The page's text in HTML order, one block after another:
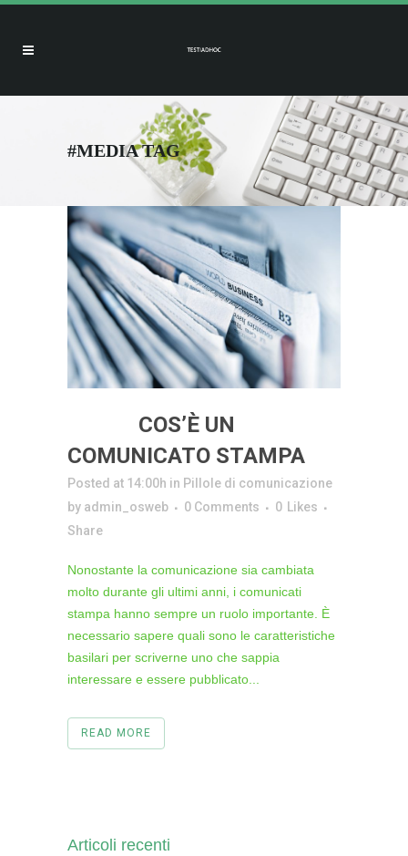
#MEDIA TAG
COS’È UN
COMUNICATO STAMPA
Posted at 14:00h in Pillole di comunicazione
by admin_osweb 0 Comments 0 Likes
Share
Nonostante la comunicazione sia cambiata
molto durante gli ultimi anni, i comunicati
stampa hanno sempre un ruolo importante. È
necessario sapere quali sono le caratteristiche
basilari per scriverne uno che sappia
interessare e essere pubblicato...
READ MORE
Articoli recenti